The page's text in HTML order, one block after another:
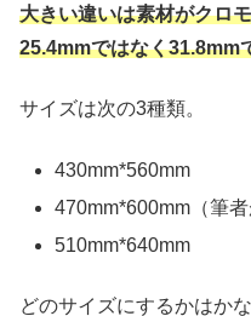
大きい違いは素材がクロ
25.4mmではなく31.8mm
サイズは次の3種類。
430mm*560mm
470mm*600mm（筆
510mm*640mm
どのサイズにするかはか